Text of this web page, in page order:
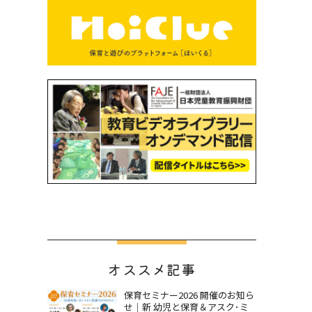
オススメ記事
保育セミナー2026 開催のお知ら
せ｜新 幼児と保育＆アスク･ミ